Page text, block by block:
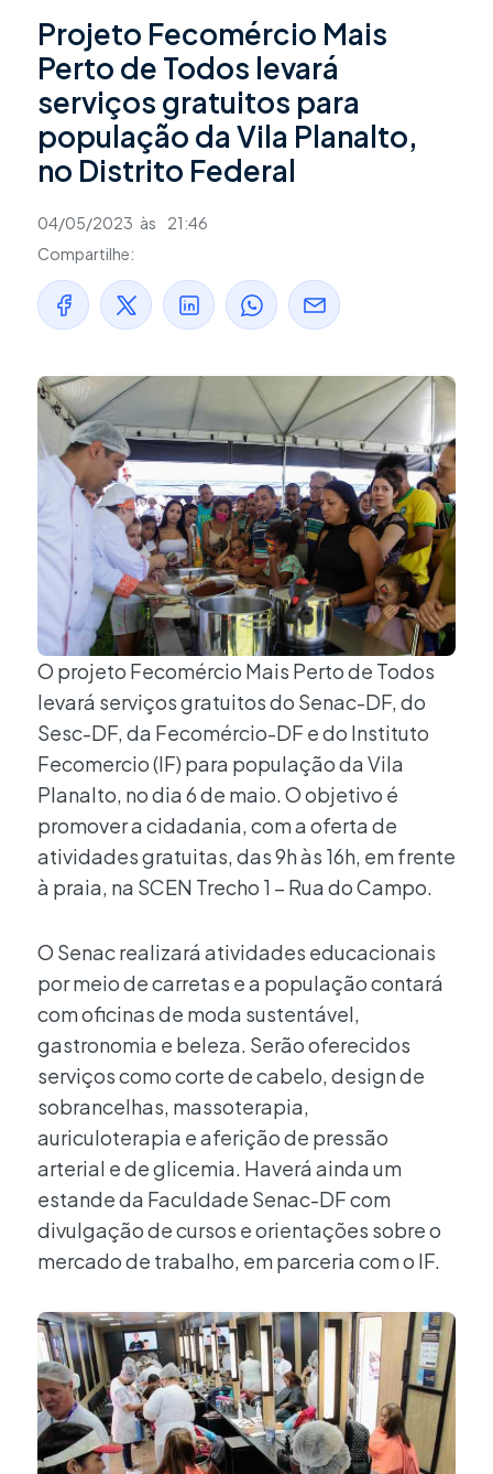
Projeto Fecomércio Mais
Perto de Todos levará
serviços gratuitos para
população da Vila Planalto,
no Distrito Federal
04/05/2023 às
21:46
Compartilhe:
O projeto Fecomércio Mais Perto de Todos
levará serviços gratuitos do Senac-DF, do
Sesc-DF, da Fecomércio-DF e do Instituto
Fecomercio (IF) para população da Vila
Planalto, no dia 6 de maio. O objetivo é
promover a cidadania, com a oferta de
atividades gratuitas, das 9h às 16h, em frente
à praia, na SCEN Trecho 1 – Rua do Campo.
O Senac realizará atividades educacionais
por meio de carretas e a população contará
com oficinas de moda sustentável,
gastronomia e beleza. Serão oferecidos
serviços como corte de cabelo, design de
sobrancelhas, massoterapia,
auriculoterapia e aferição de pressão
arterial e de glicemia. Haverá ainda um
estande da Faculdade Senac-DF com
divulgação de cursos e orientações sobre o
mercado de trabalho, em parceria com o IF.